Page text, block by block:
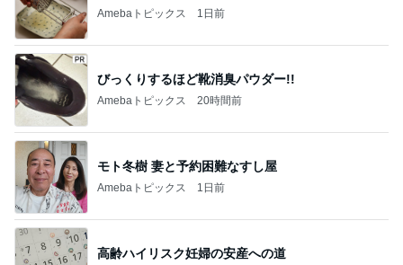
Amebaトピックス 1日前
びっくりするほど靴消臭パウダー!!
Amebaトピックス 20時間前
モト冬樹 妻と予約困難なすし屋
Amebaトピックス 1日前
高齢ハイリスク妊婦の安産への道